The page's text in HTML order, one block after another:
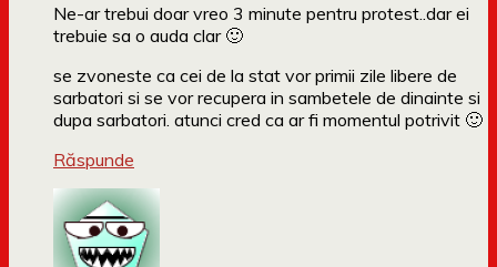
Ne-ar trebui doar vreo 3 minute pentru protest..dar ei
trebuie sa o auda clar 🙂
se zvoneste ca cei de la stat vor primii zile libere de
sarbatori si se vor recupera in sambetele de dinainte si
dupa sarbatori. atunci cred ca ar fi momentul potrivit 🙂
Răspunde